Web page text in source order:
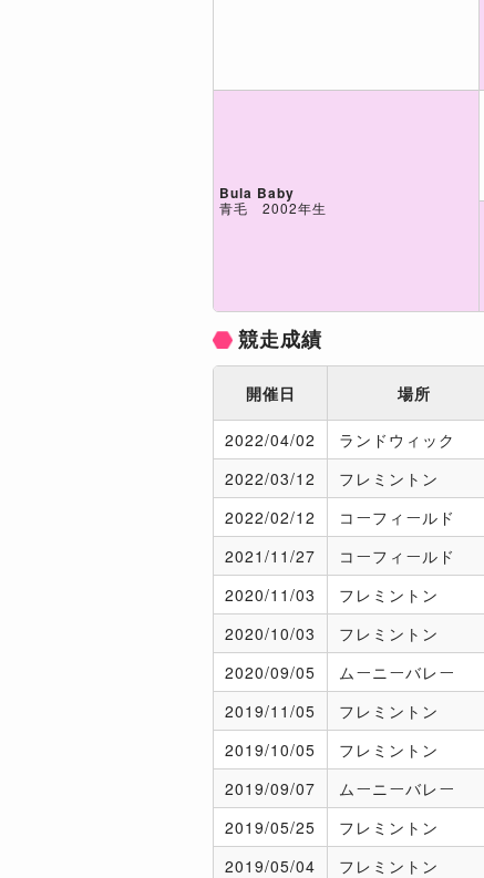
Bula Baby
青毛 2002年生
競走成績
開催日 場所
2022/04/02 ランドウィック
2022/03/12 フレミントン
2022/02/12 コーフィールド
2021/11/27 コーフィールド
2020/11/03 フレミントン
2020/10/03 フレミントン
2020/09/05 ムーニーバレー
2019/11/05 フレミントン
2019/10/05 フレミントン
2019/09/07 ムーニーバレー
2019/05/25 フレミントン
2019/05/04 フレミントン